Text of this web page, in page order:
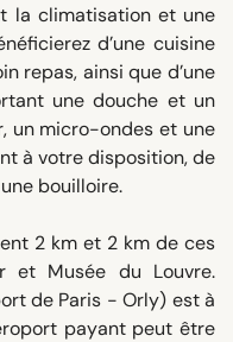
la climatisation et une
d’une cuisine
repas, ainsi que d’une
une douche et un
un micro-ondes et une
à votre disposition, de
bouilloire.
2 km et 2 km de ces
et Musée du Louvre.
de Paris - Orly) est à
payant peut être